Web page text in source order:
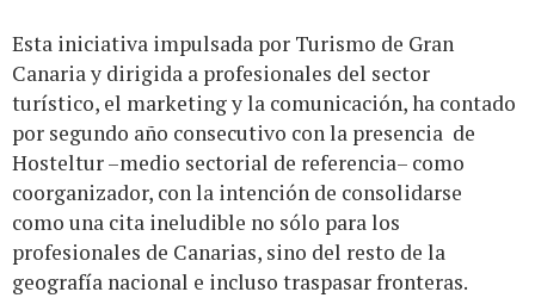
Esta iniciativa impulsada por Turismo de Gran
Canaria y dirigida a profesionales del sector
turístico, el marketing y la comunicación, ha contado
por segundo año consecutivo con la presencia de
Hosteltur –medio sectorial de referencia– como
coorganizador, con la intención de consolidarse
como una cita ineludible no sólo para los
profesionales de Canarias, sino del resto de la
geografía nacional e incluso traspasar fronteras.